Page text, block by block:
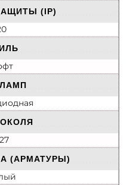
(IP)
(АРМАТУРЫ)